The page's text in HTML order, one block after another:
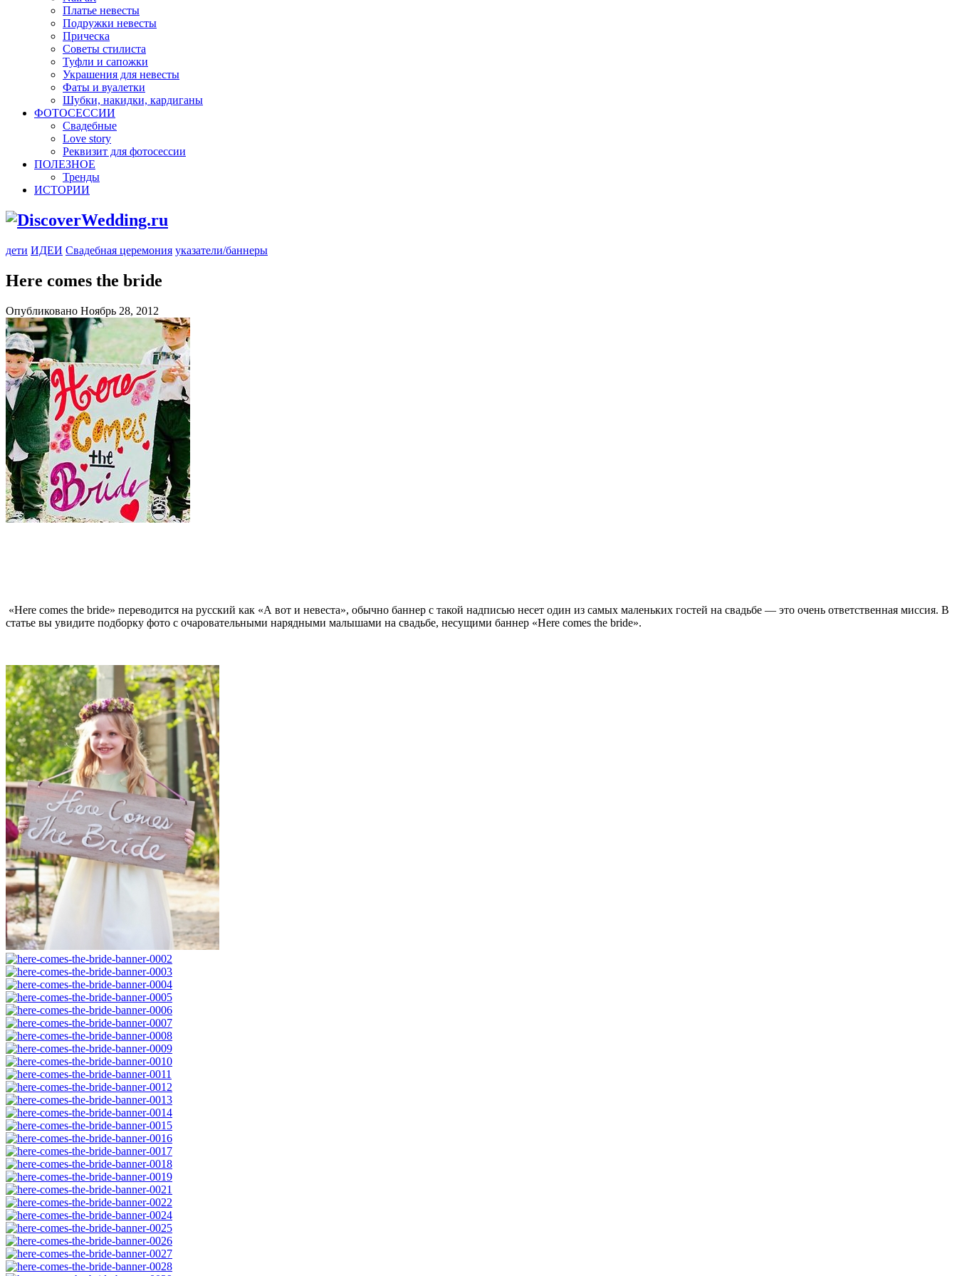
Платье невесты
Подружки невесты
Прическа
Советы стилиста
Туфли и сапожки
Украшения для невесты
Фаты и вуалетки
Шубки, накидки, кардиганы
ФОТОСЕССИИ
Свадебные
Love story
Реквизит для фотосессии
ПОЛЕЗНОЕ
Тренды
ИСТОРИИ
дети ИДЕИ Свадебная церемония указатели/баннеры
Here comes the bride
Опубликовано Ноябрь 28, 2012
«Here comes the bride» переводится на русский как «А вот и невеста», обычно баннер с такой надписью несет один из самых маленьких гостей на свадьбе — это очень ответственная миссия. В
статье вы увидите подборку фото с очаровательными нарядными малышами на свадьбе, несущими баннер «Here comes the bride».